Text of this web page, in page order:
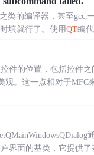
类的编译器，甚至
填就行了。使用QT编
件的位置，包括控件
。这一点相对于
界面的基类，它提供了